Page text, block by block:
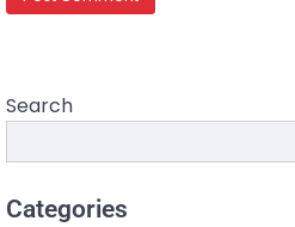
Search
Categories